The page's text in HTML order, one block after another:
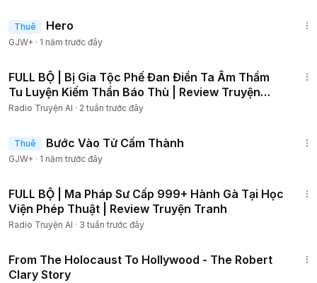
Thuê Hero
GJW+ · 1 năm trước đây
FULL BỘ | Bị Gia Tộc Phế Đan Điền Ta Âm Thầm
Tu Luyện Kiếm Thần Báo Thù | Review Truyện
Tranh
Radio Truyện AI · 2 tuần trước đây
Thuê Bước Vào Tử Cấm Thành
GJW+ · 1 năm trước đây
FULL BỘ | Ma Pháp Sư Cấp 999+ Hành Gà Tại Học
Viện Phép Thuật | Review Truyện Tranh
Radio Truyện AI · 3 tuần trước đây
From The Holocaust To Hollywood - The Robert
Clary Story